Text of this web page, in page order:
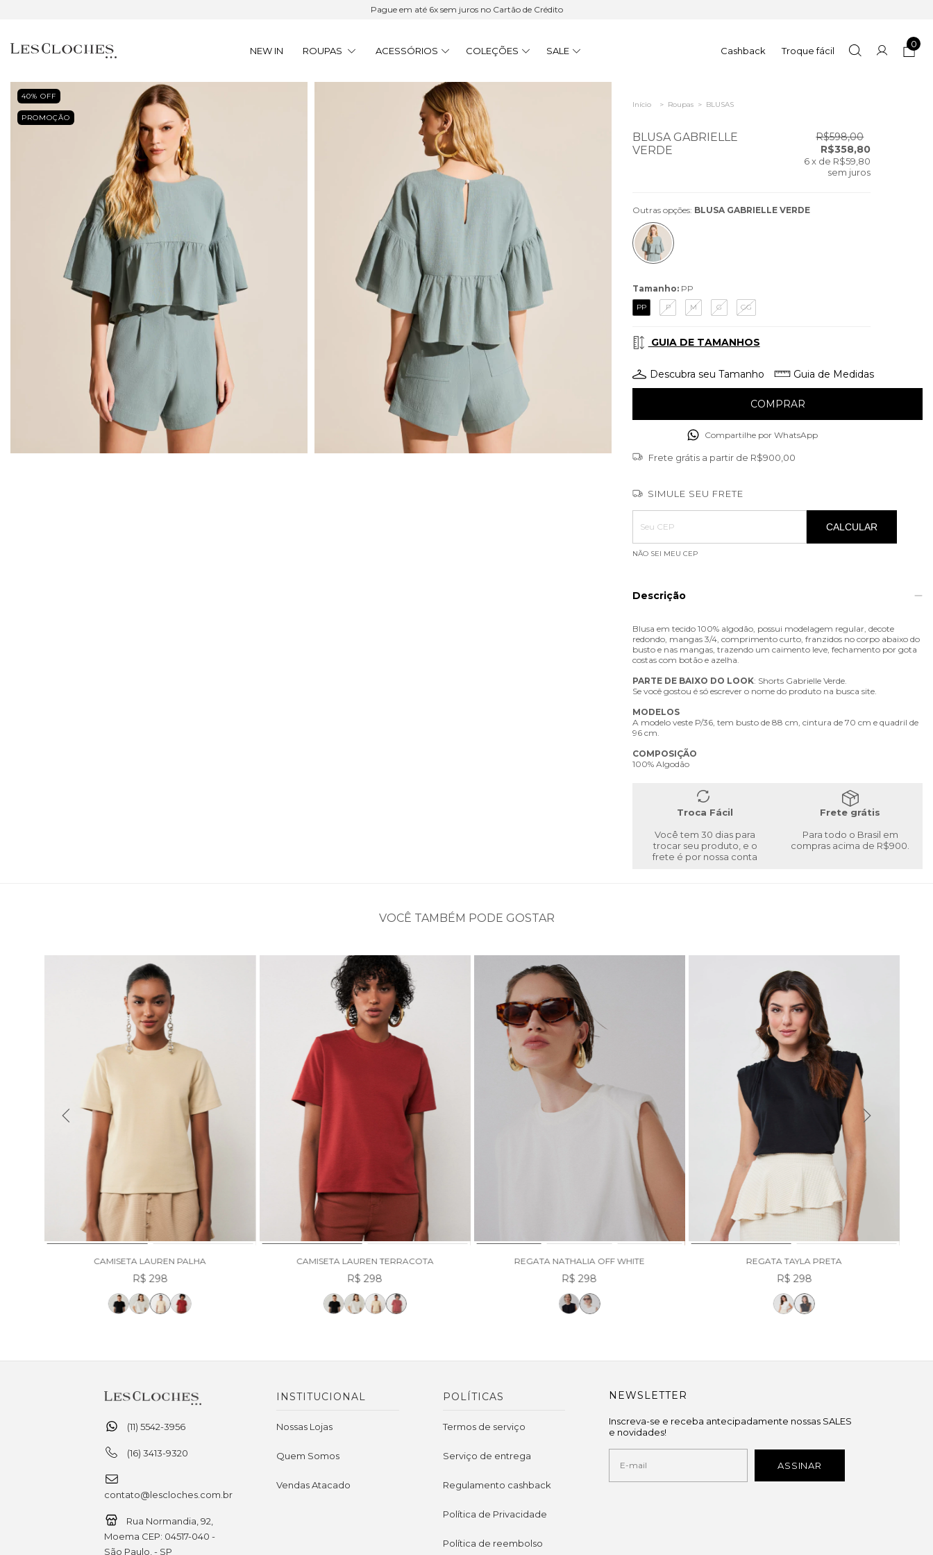
Pague em até 6x sem juros no Cartão de Crédito
NEW IN ROUPAS ACESSÓRIOS COLEÇÕES SALE Cashback Troque fácil
0
40% OFF
PROMOÇÃO
Início > Roupas > BLUSAS
BLUSA GABRIELLE
VERDE
R$598,00
R$358,80
6 x de R$59,80
sem juros
Outras opções: BLUSA GABRIELLE VERDE
Tamanho: PP
PP P M G GG
GUIA DE TAMANHOS
Descubra seu Tamanho Guia de Medidas
Compartilhe por WhatsApp
Frete grátis a partir de R$900,00
SIMULE SEU FRETE
Entregas para o CEP:
ALTERAR CEP
CALCULAR
NÃO SEI MEU CEP
Descrição
Blusa em tecido 100% algodão, possui modelagem regular, decote
redondo, mangas 3/4, comprimento curto, franzidos no corpo abaixo do
busto e nas mangas, trazendo um caimento leve, fechamento por gota
costas com botão e azelha.
PARTE DE BAIXO DO LOOK: Shorts Gabrielle Verde.
Se você gostou é só escrever o nome do produto na busca site.
MODELOS
A modelo veste P/36, tem busto de 88 cm, cintura de 70 cm e quadril de
96 cm.
COMPOSIÇÃO
100% Algodão
Troca Fácil
Você tem 30 dias para
trocar seu produto, e o
frete é por nossa conta
Frete grátis
Para todo o Brasil em
compras acima de R$900.
VOCÊ TAMBÉM PODE GOSTAR
CAMISETA LAUREN PALHA
R$ 298
CAMISETA LAUREN TERRACOTA
R$ 298
REGATA NATHALIA OFF WHITE
R$ 298
REGATA TAYLA PRETA
R$ 298
(11) 5542-3956
(16) 3413-9320
contato@lescloches.com.br
Rua Normandia, 92,
Moema CEP: 04517-040 -
São Paulo, - SP
INSTITUCIONAL
Nossas Lojas
Quem Somos
Vendas Atacado
POLÍTICAS
Termos de serviço
Serviço de entrega
Regulamento cashback
Política de Privacidade
Política de reembolso
NEWSLETTER
Inscreva-se e receba antecipadamente nossas SALES
e novidades!